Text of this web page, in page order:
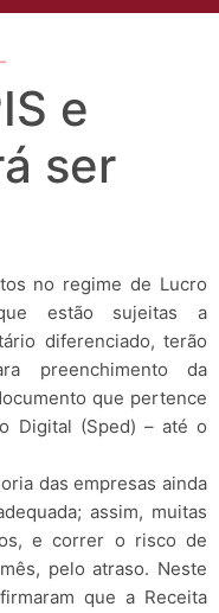
e
ser
no regime de Lucro
estão sujeitas a
diferenciado, terão
preenchimento da
que pertence
Digital (Sped) – até o
das empresas ainda
assim, muitas
e correr o risco de
pelo atraso. Neste
que a Receita